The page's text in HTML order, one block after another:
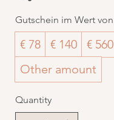
Gutschein im Wert von
€ 78 € 140
€ 560
Other amount
Quantity